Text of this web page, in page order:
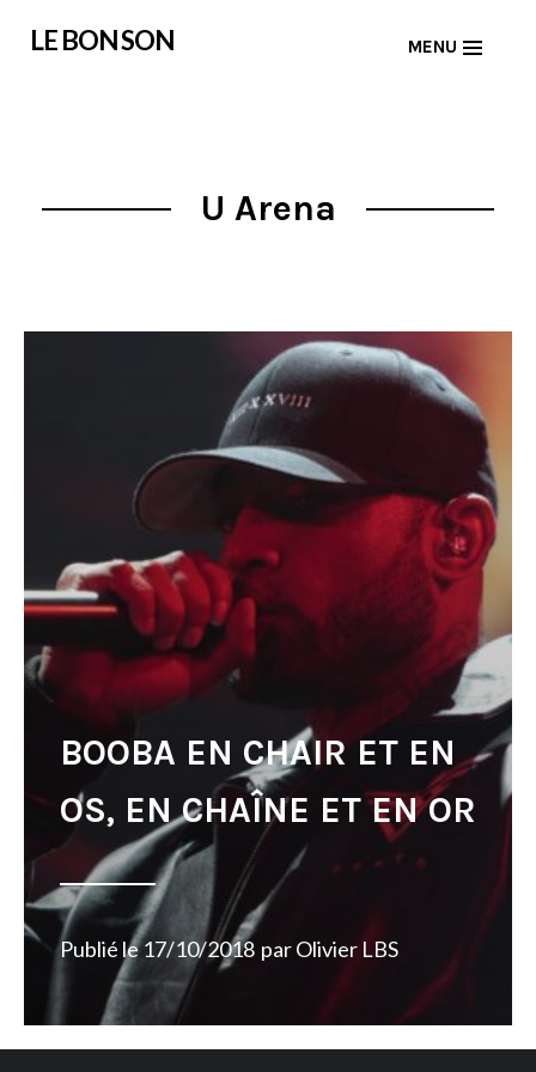
LE BON SON MENU
U Arena
BOOBA EN CHAIR ET EN
OS, EN CHAÎNE ET EN OR
Publié le17/10/2018 parOlivier LBS